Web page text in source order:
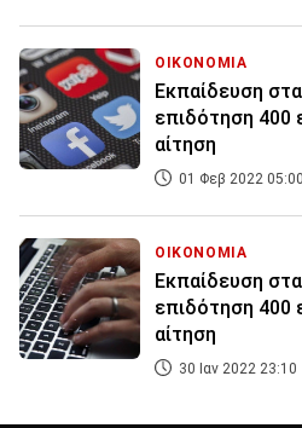
ΟΙΚΟΝΟΜΙΑ
Εκπαίδευση
επιδότηση
αίτηση
01 Φεβ 2022 05:00
ΟΙΚΟΝΟΜΙΑ
Εκπαίδευση
επιδότηση
αίτηση
30 Ιαν 2022 23:10